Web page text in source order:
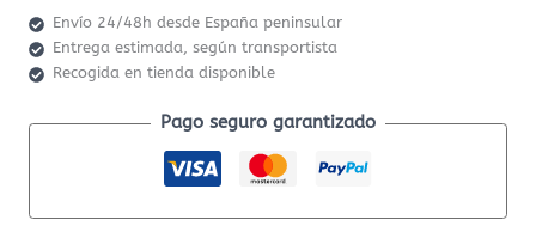
Envío 24/48h desde España peninsular
Entrega estimada, según transportista
Recogida en tienda disponible
Pago seguro garantizado